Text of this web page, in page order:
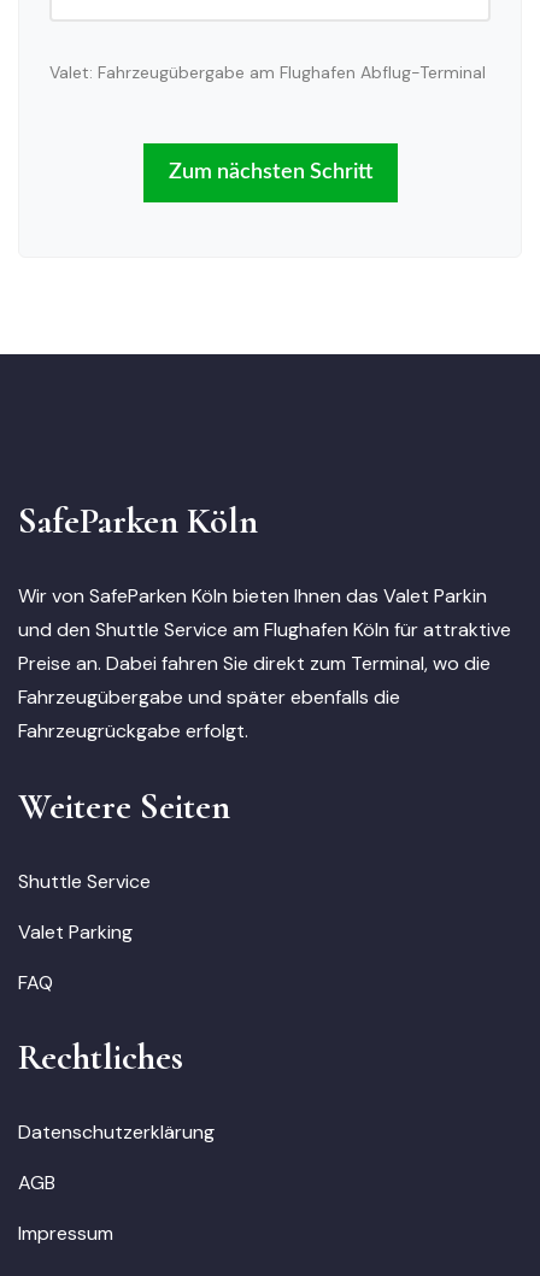
Valet: Fahrzeugübergabe am Flughafen Abflug-Terminal
SafeParken Köln
Wir von SafeParken Köln bieten Ihnen das Valet Parkin
und den Shuttle Service am Flughafen Köln für attraktive
Preise an. Dabei fahren Sie direkt zum Terminal, wo die
Fahrzeugübergabe und später ebenfalls die
Fahrzeugrückgabe erfolgt.
Weitere Seiten
Shuttle Service
Valet Parking
FAQ
Rechtliches
Datenschutzerklärung
AGB
Impressum